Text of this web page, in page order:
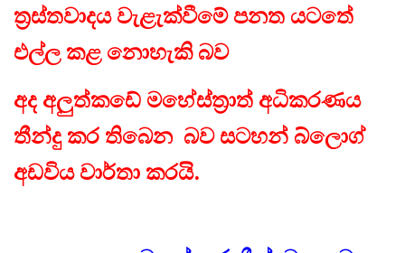
ත්‍රස්තවාදය වැළැක්වීමේ පනත යටතේ
එල්ල කළ නොහැකි බව
අද අලුත්කඩේ මහේස්ත්‍රාත් අධිකරණය
තීන්දු කර තිබෙන බවසටහන් බ්ලොග්
අඩවියවාර්තා කරයි.